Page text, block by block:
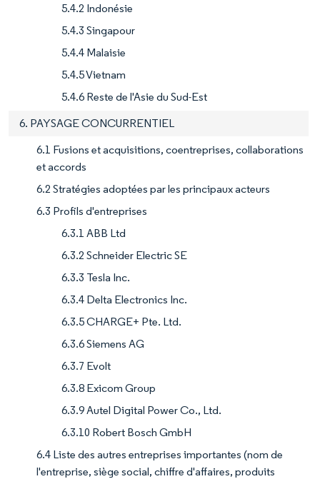
5.4.2 Indonésie
5.4.3 Singapour
5.4.4 Malaisie
5.4.5 Vietnam
5.4.6 Reste de l'Asie du Sud-Est
6. PAYSAGE CONCURRENTIEL
6.1 Fusions et acquisitions, coentreprises, collaborations
et accords
6.2 Stratégies adoptées par les principaux acteurs
6.3 Profils d'entreprises
6.3.1 ABB Ltd
6.3.2 Schneider Electric SE
6.3.3 Tesla Inc.
6.3.4 Delta Electronics Inc.
6.3.5 CHARGE+ Pte. Ltd.
6.3.6 Siemens AG
6.3.7 Evolt
6.3.8 Exicom Group
6.3.9 Autel Digital Power Co., Ltd.
6.3.10 Robert Bosch GmbH
6.4 Liste des autres entreprises importantes (nom de
l'entreprise, siège social, chiffre d'affaires, produits